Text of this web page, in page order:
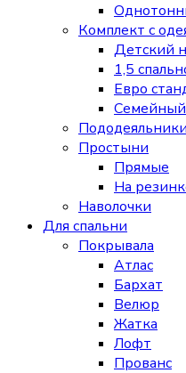
Комплект с
Детский
1,5
Евро
Семейный
Пододеяльники
Простыни
Прямые
На
Наволочки
Для спальни
Покрывала
Атлас
Бархат
Велюр
Жатка
Лофт
Прованс